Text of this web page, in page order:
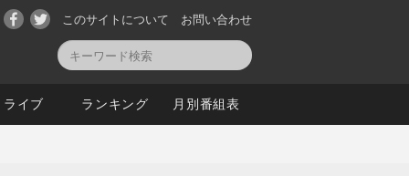
お問い合わせ
このサイトについて
ライブ ランキング 月別番組表